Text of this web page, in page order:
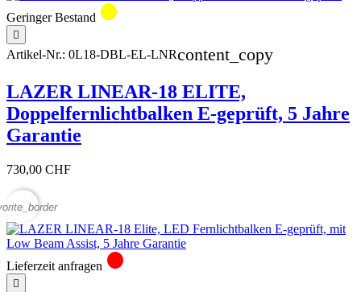
Geringer Bestand circle

Artikel-Nr.: 0L18-DBL-EL-LNRcontent_copy
LAZER LINEAR-18 ELITE,
Doppelfernlichtbalken E-geprüft, 5 Jahre
Garantie
730,00 CHF
Lieferzeit anfragen circle
